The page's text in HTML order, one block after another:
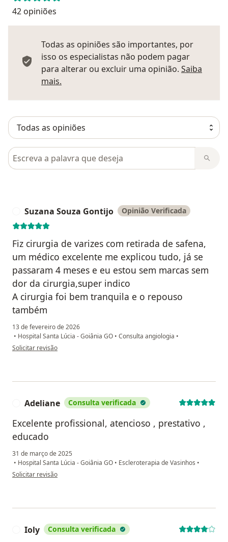
42 opiniões
Todas as opiniões são importantes, por
isso os especialistas não podem pagar
para alterar ou excluir uma opinião. Saiba
mais.
Pesquisar em opiniões
Suzana Souza Gontijo Opinião Verificada
Fiz cirurgia de varizes com retirada de safena,
um médico excelente me explicou tudo, já se
passaram 4 meses e eu estou sem marcas sem
dor da cirurgia,super indico
A cirurgia foi bem tranquila e o repouso
também
13 de fevereiro de 2026
• Hospital Santa Lúcia - Goiânia GO • Consulta angiologia •
na opinião do utilizador Suzana Souza Gontijo
Solicitar revisão
Adeliane Consulta verificada
Excelente profissional, atencioso , prestativo ,
educado
31 de março de 2025
• Hospital Santa Lúcia - Goiânia GO • Escleroterapia de Vasinhos •
na opinião do utilizador Adeliane
Solicitar revisão
Ioly Consulta verificada